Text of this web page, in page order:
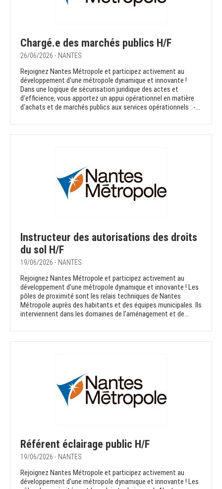
Chargé.e des marchés publics H/F
26/06/2026 - NANTES
Rejoignez Nantes Métropole et participez activement au
développement d'une métropole dynamique et innovante !
Dans une logique de sécurisation juridique des actes et
d'efficience, vous apportez un appui opérationnel en matière
d'achats et de marchés publics aux services opérationnels : -...
Instructeur des autorisations des droits
du sol H/F
19/06/2026 - NANTES
Rejoignez Nantes Métropole et participez activement au
développement d'une métropole dynamique et innovante ! Les
pôles de proximité sont les relais techniques de Nantes
Métropole auprès des habitants et des équipes municipales. Ils
interviennent dans les domaines de l'aménagement et de...
Référent éclairage public H/F
19/06/2026 - NANTES
Rejoignez Nantes Métropole et participez activement au
développement d'une métropole dynamique et innovante ! Les